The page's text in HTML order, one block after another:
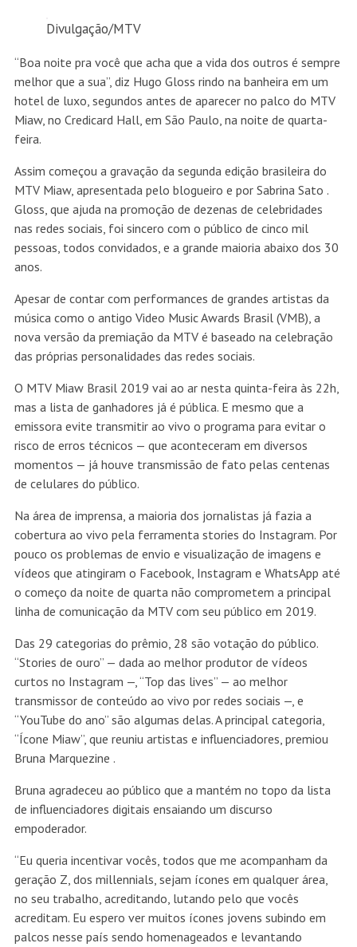
Divulgação/MTV
“Boa noite pra você que acha que a vida dos outros é sempre
melhor que a sua”, diz Hugo Gloss rindo na banheira em um
hotel de luxo, segundos antes de aparecer no palco do MTV
Miaw, no Credicard Hall, em São Paulo, na noite de quarta-
feira.
Assim começou a gravação da segunda edição brasileira do
MTV Miaw, apresentada pelo blogueiro e por Sabrina Sato .
Gloss, que ajuda na promoção de dezenas de celebridades
nas redes sociais, foi sincero com o público de cinco mil
pessoas, todos convidados, e a grande maioria abaixo dos 30
anos.
Apesar de contar com performances de grandes artistas da
música como o antigo Video Music Awards Brasil (VMB), a
nova versão da premiação da MTV é baseado na celebração
das próprias personalidades das redes sociais.
O MTV Miaw Brasil 2019 vai ao ar nesta quinta-feira às 22h,
mas a lista de ganhadores já é pública. E mesmo que a
emissora evite transmitir ao vivo o programa para evitar o
risco de erros técnicos — que aconteceram em diversos
momentos — já houve transmissão de fato pelas centenas
de celulares do público.
Na área de imprensa, a maioria dos jornalistas já fazia a
cobertura ao vivo pela ferramenta stories do Instagram. Por
pouco os problemas de envio e visualização de imagens e
vídeos que atingiram o Facebook, Instagram e WhatsApp até
o começo da noite de quarta não comprometem a principal
linha de comunicação da MTV com seu público em 2019.
Das 29 categorias do prêmio, 28 são votação do público.
“Stories de ouro” — dada ao melhor produtor de vídeos
curtos no Instagram —, “Top das lives” — ao melhor
transmissor de conteúdo ao vivo por redes sociais —, e
“YouTube do ano” são algumas delas. A principal categoria,
“Ícone Miaw”, que reuniu artistas e influenciadores, premiou
Bruna Marquezine .
Bruna agradeceu ao público que a mantém no topo da lista
de influenciadores digitais ensaiando um discurso
empoderador.
“Eu queria incentivar vocês, todos que me acompanham da
geração Z, dos millennials, sejam ícones em qualquer área,
no seu trabalho, acreditando, lutando pelo que vocês
acreditam. Eu espero ver muitos ícones jovens subindo em
palcos nesse país sendo homenageados e levantando